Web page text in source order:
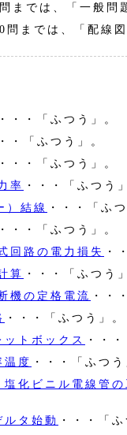
までは、「一般問
までは、「配線図
・・・「ふつう」。
・「ふつう」。
・・・「ふつう」。
率 ・・・「ふつう」
）結線
・・・「ふ
・・・「ふつう」。
回路の電力損失
・
算 ・・・「ふつう
機の定格電流 ・・
・・・「ふつう」。
トボックス
・・
温度 ・・・「ふつう
化ビニル電線管の
タ始動
・・・「ふ